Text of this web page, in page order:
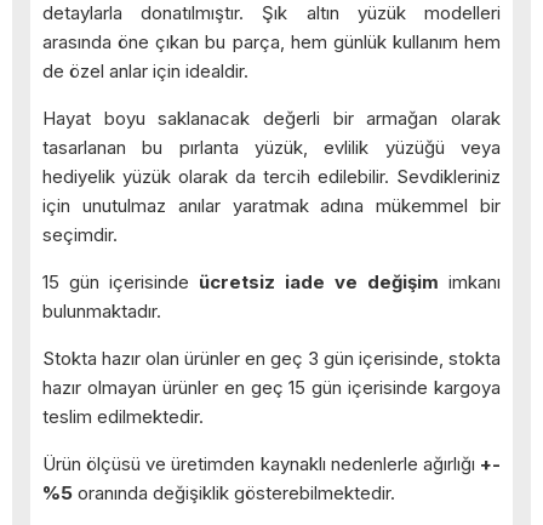
detaylarla donatılmıştır. Şık altın yüzük modelleri
arasında öne çıkan bu parça, hem günlük kullanım hem
de özel anlar için idealdir.
Hayat boyu saklanacak değerli bir armağan olarak
tasarlanan bu pırlanta yüzük, evlilik yüzüğü veya
hediyelik yüzük olarak da tercih edilebilir. Sevdikleriniz
için unutulmaz anılar yaratmak adına mükemmel bir
seçimdir.
15 gün içerisinde ücretsiz iade ve değişim imkanı
bulunmaktadır.
Stokta hazır olan ürünler en geç 3 gün içerisinde, stokta
hazır olmayan ürünler en geç 15 gün içerisinde kargoya
teslim edilmektedir.
Ürün ölçüsü ve üretimden kaynaklı nedenlerle ağırlığı +-
%5 oranında değişiklik gösterebilmektedir.